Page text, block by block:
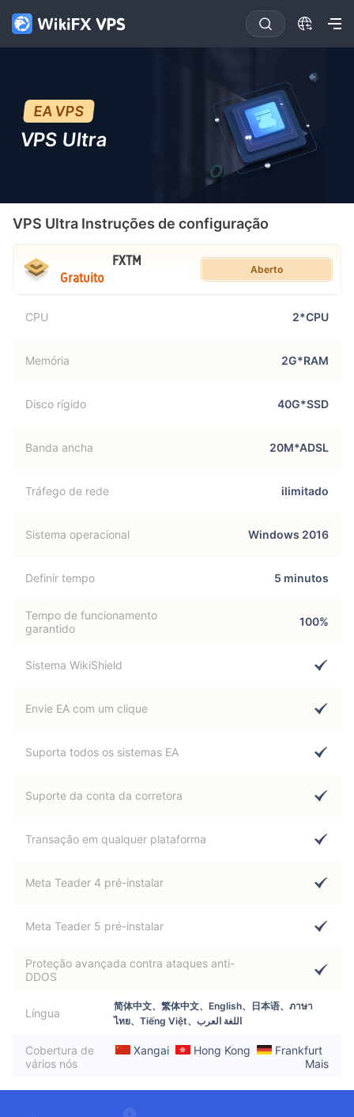
EA VPS
VPS Ultra
VPS Ultra Instruções de configuração
FXTM
Gratuito
Aberto
CPU 2*CPU
Memória 2G*RAM
Disco rígido 40G*SSD
Banda ancha 20M*ADSL
Tráfego de rede ilimitado
Sistema operacional Windows 2016
Definir tempo 5 minutos
Tempo de funcionamento
garantido
100%
Sistema WikiShield
Envie EA com um clique
Suporta todos os sistemas EA
Suporte da conta da corretora
Transação em qualquer plataforma
Meta Teader 4 pré-instalar
Meta Teader 5 pré-instalar
Proteção avançada contra ataques anti-
DDOS
Língua
简体中文、繁体中文、English、日本语、ภาษา
ไทย、Tiếng Việt、اللغة العرب
Cobertura de
vários nós
Xangai Hong Kong
Frankfurt
Mais